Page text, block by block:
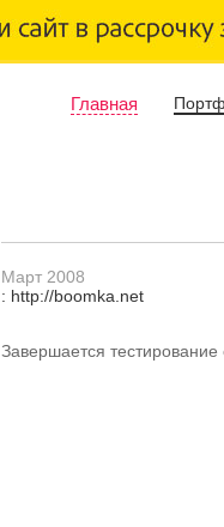
Главная
Март 2008
: http://boomka.net
Завершается